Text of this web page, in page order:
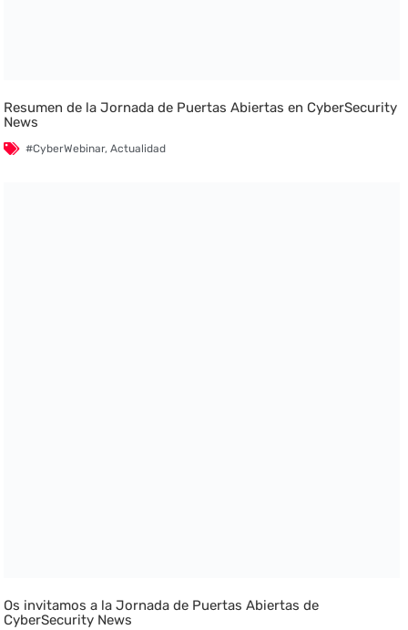
Resumen de la Jornada de Puertas Abiertas en CyberSecurity
News
#CyberWebinar,Actualidad
Os invitamos a la Jornada de Puertas Abiertas de
CyberSecurity News